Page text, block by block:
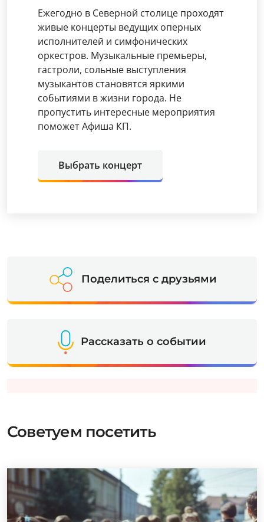
Ежегодно в Северной столице проходят
живые концерты ведущих оперных
исполнителей и симфонических
оркестров. Музыкальные премьеры,
гастроли, сольные выступления
музыкантов становятся яркими
событиями в жизни города. Не
пропустить интересные мероприятия
поможет Афиша КП.
Выбрать концерт
Поделиться с друзьями
Рассказать о событии
Советуем посетить